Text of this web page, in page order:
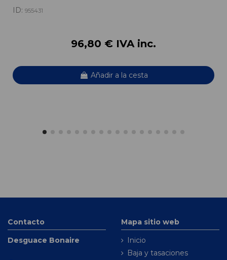
ID: 955431
96,80 € IVA inc.
Añadir a la cesta
Contacto
Desguace Bonaire
Mapa sitio web
Inicio
Baja y tasaciones